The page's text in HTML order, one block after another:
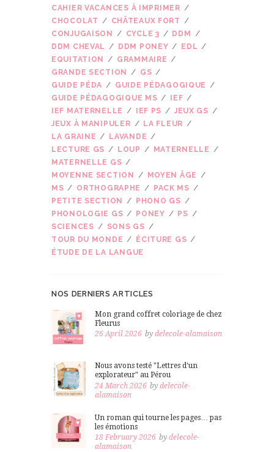
CAHIER VACANCES À IMPRIMER
CHOCOLAT
CHÂTEAUX FORT
CONJUGAISON
CYCLE 3
DDM
DDM CHEVAL
DDM PONEY
EDL
EQUITATION
GRAMMAIRE
GRANDE SECTION
GS
GUIDE PÉDA
GUIDE PÉDAGOGIQUE
GUIDE PÉDAGOGIQUE MS
IEF
IEF MATERNELLE
IEF PS
JEUX GS
JEUX À MANIPULER
LA FLEUR
LA GRAINE
LAVANDE
LECTURE GS
LOUP
MATERNELLE
MATERNELLE GS
MOYENNE SECTION
MOYEN ÂGE
MS
ORTHOGRAPHE
PACK MS
PETITE SECTION
PHONO GS
PHONOLOGIE GS
PONEY
PS
SCIENCES
SONS GS
TOUR DU MONDE
ÉCITURE GS
ÉTUDE DE LA LANGUE
NOS DERNIERS ARTICLES
Mon grand coffret coloriage de chez
Fleurus
26 April 2026 bydelecole-alamaison
Nous avons testé "Lettres d'un
explorateur" au Pérou
24 March 2026 bydelecole-
alamaison
Un roman qui tourne les pages… pas
les émotions
18 February 2026 bydelecole-
alamaison